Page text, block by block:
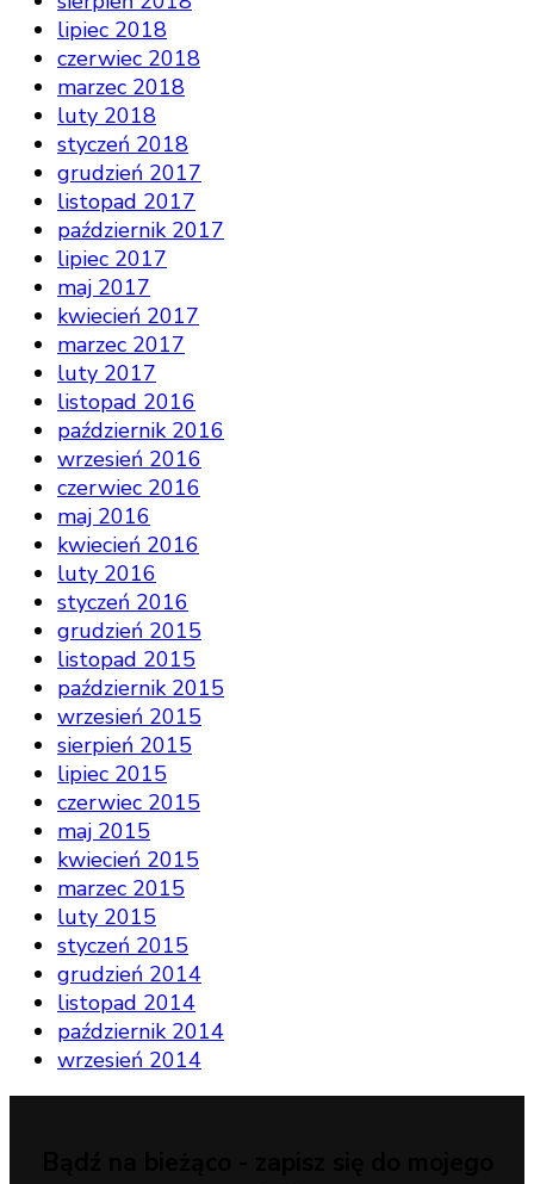
lipiec 2018
czerwiec 2018
marzec 2018
luty 2018
styczeń 2018
grudzień 2017
listopad 2017
październik 2017
lipiec 2017
maj 2017
kwiecień 2017
marzec 2017
luty 2017
listopad 2016
październik 2016
wrzesień 2016
czerwiec 2016
maj 2016
kwiecień 2016
luty 2016
styczeń 2016
grudzień 2015
listopad 2015
październik 2015
wrzesień 2015
sierpień 2015
lipiec 2015
czerwiec 2015
maj 2015
kwiecień 2015
marzec 2015
luty 2015
styczeń 2015
grudzień 2014
listopad 2014
październik 2014
wrzesień 2014